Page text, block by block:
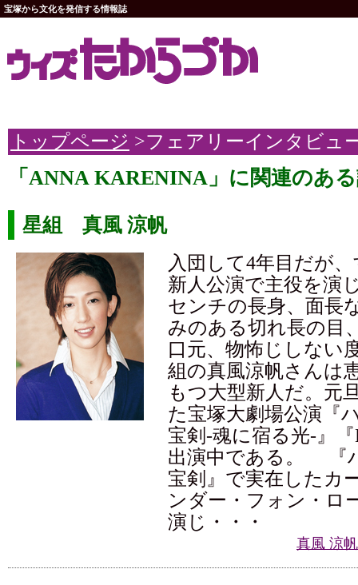
宝塚から文化を発信する情報誌
トップページ >フェアリーインタビュ
「ANNA KARENINA」に関連のあ
星組 真風 涼帆
入団して4年目だが
新人公演で主役を演
センチの長身、面長
みのある切れ長の目
口元、物怖じしない
組の真風涼帆さんは
もつ大型新人だ。元
た宝塚大劇場公演『
宝剣-魂に宿る光-』
出演中である。 『
宝剣』で実在したカ
ンダー・フォン・ロ
演じ・・・
真風 涼